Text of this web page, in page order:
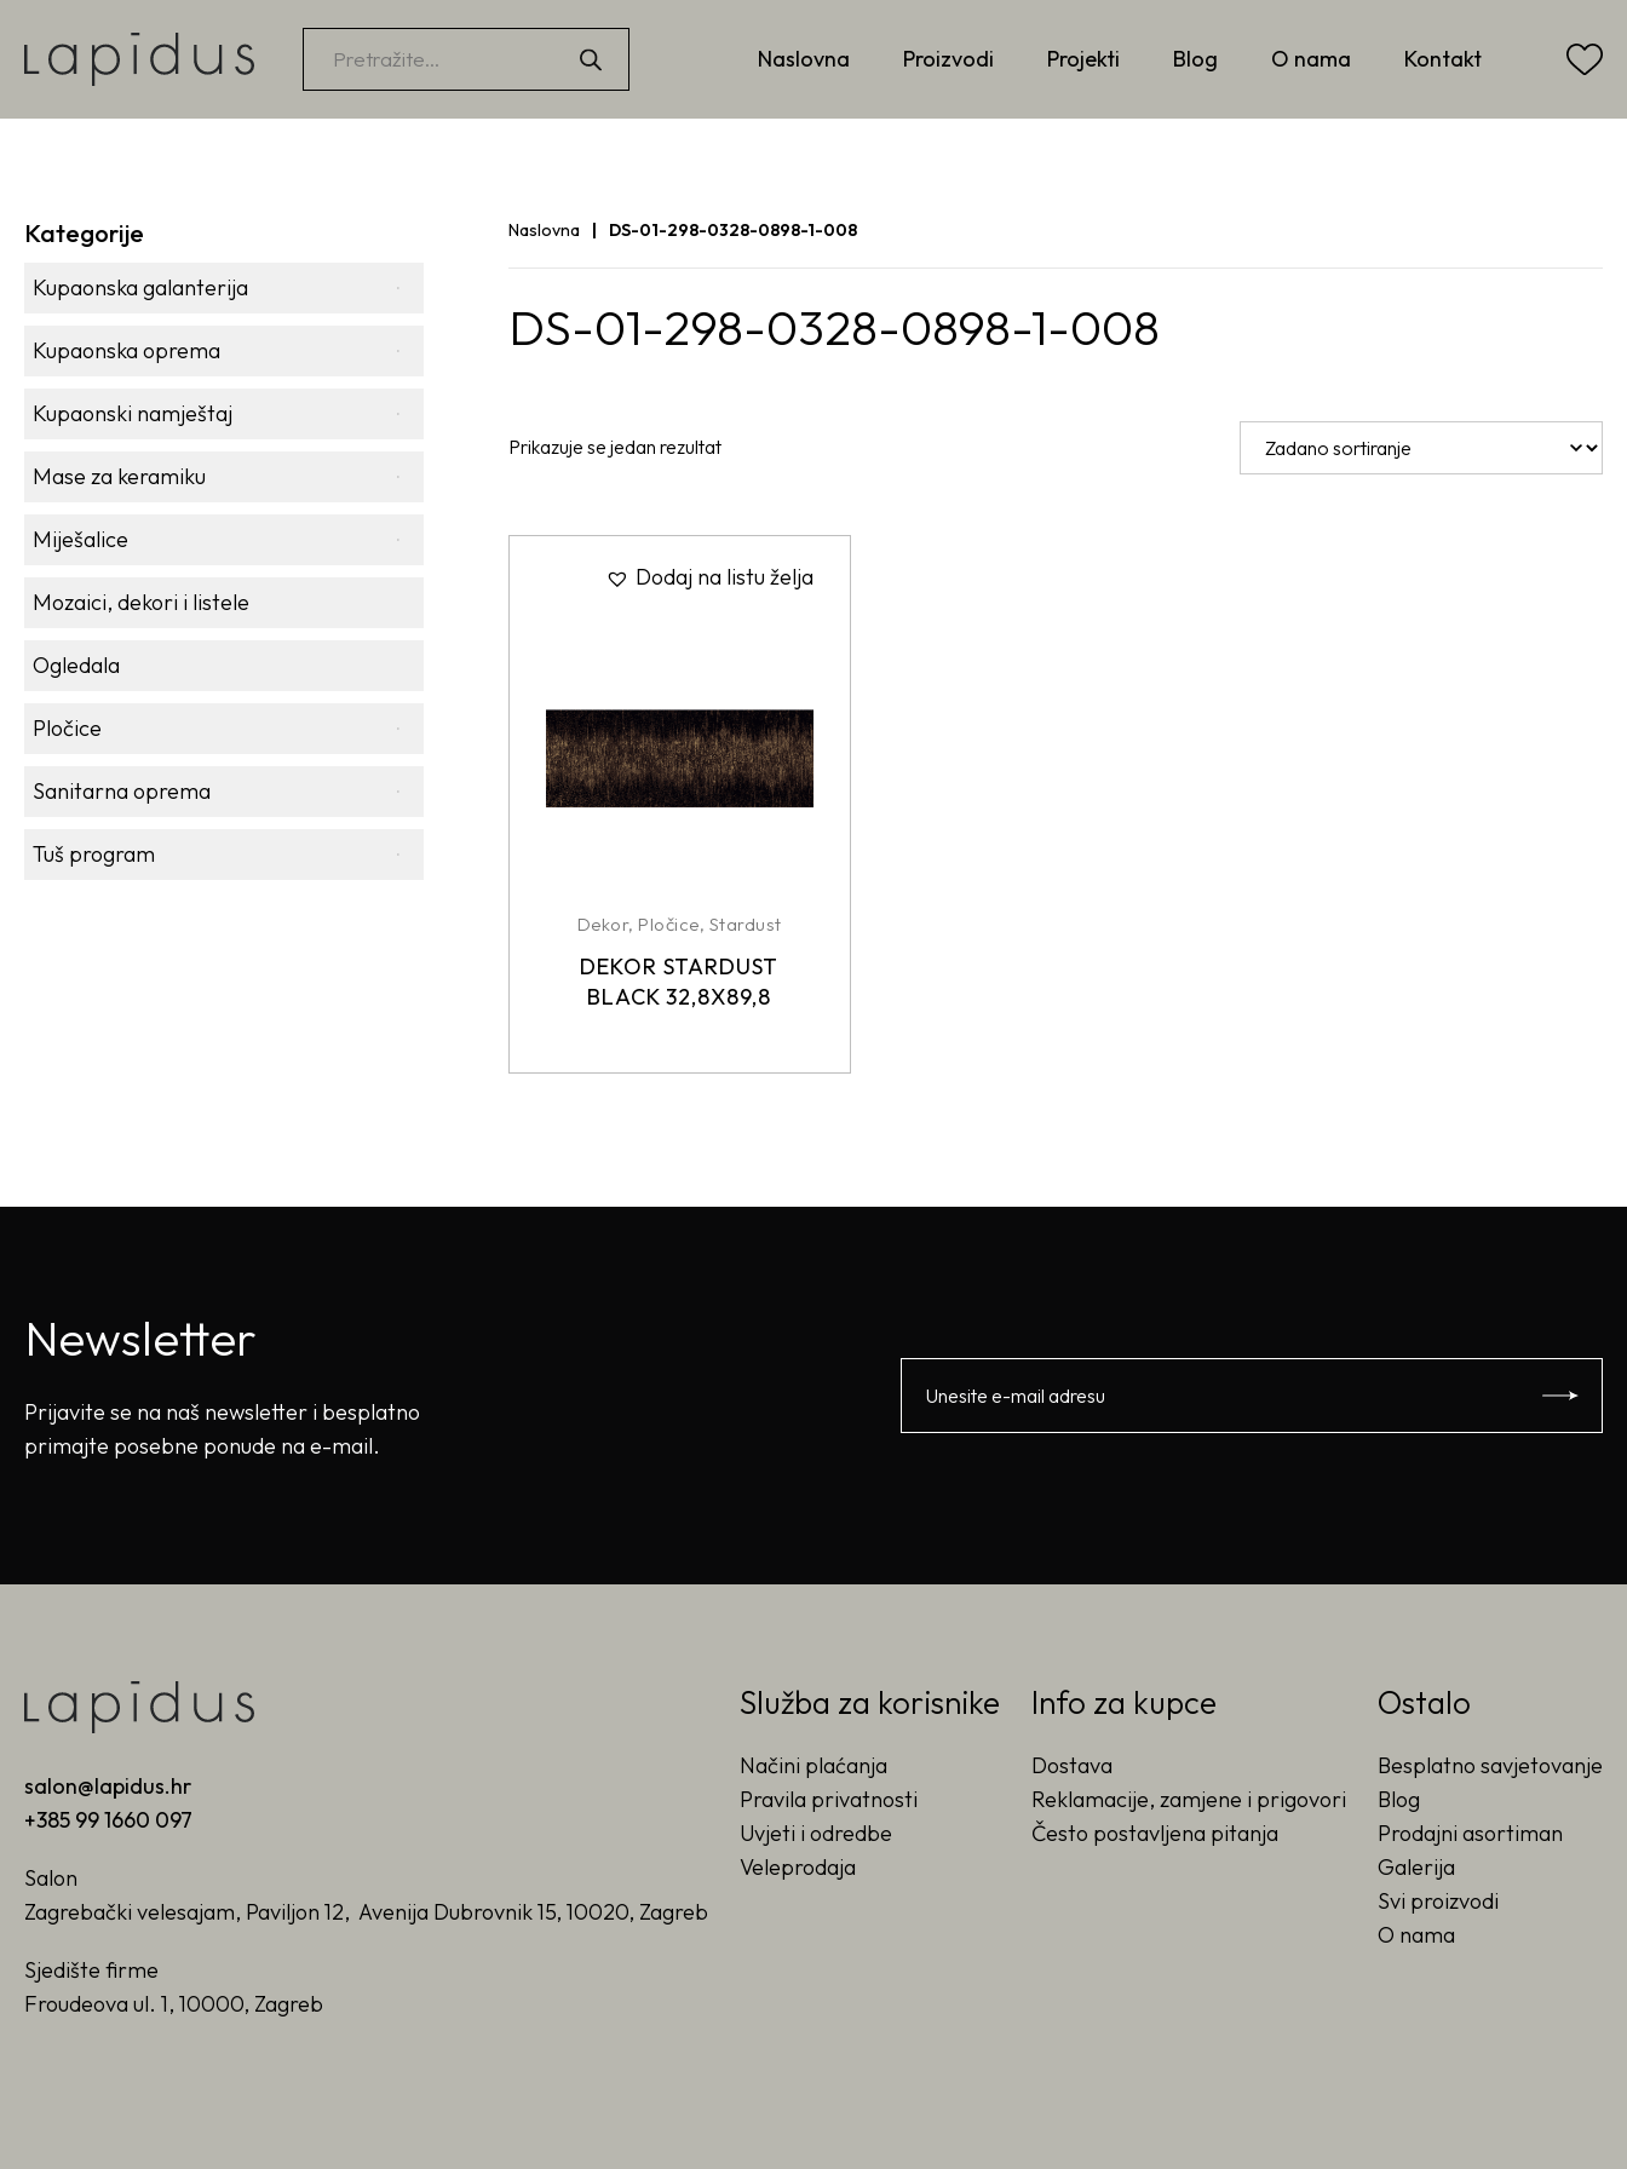
Products
search
Naslovna Proizvodi Projekti Blog O nama Kontakt
Kategorije
Kupaonska galanterija
Kupaonska oprema
Kupaonski namještaj
Mase za keramiku
Miješalice
Mozaici, dekori i listele
Ogledala
Pločice
Sanitarna oprema
Tuš program
Naslovna DS-01-298-0328-0898-1-008
DS-01-298-0328-0898-1-008
Prikazuje se jedan rezultat
Dodaj na listu želja
Dekor, Pločice, Stardust
DEKOR STARDUST
BLACK 32,8X89,8
Newsletter
Prijavite se na naš newsletter i besplatno
primajte posebne ponude na e-mail.
salon@lapidus.hr
+385 99 1660 097
Salon
Zagrebački velesajam, Paviljon 12, Avenija Dubrovnik 15, 10020, Zagreb
Sjedište firme
Froudeova ul. 1, 10000, Zagreb
Služba za korisnike
Načini plaćanja
Pravila privatnosti
Uvjeti i odredbe
Veleprodaja
Info za kupce
Dostava
Reklamacije, zamjene i prigovori
Često postavljena pitanja
Ostalo
Besplatno savjetovanje
Blog
Prodajni asortiman
Galerija
Svi proizvodi
O nama